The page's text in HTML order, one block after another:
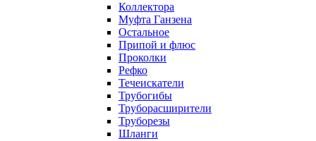
Коллектора
Муфта Ганзена
Остальное
Припой и флюс
Проколки
Рефко
Течеискатели
Трубогибы
Труборасширители
Труборезы
Шланги